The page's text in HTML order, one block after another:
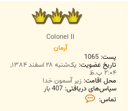
Colonel II
آرمان
پست: 1065
تاریخ عضویت: یک‌شنبه ۲۸ اسفند ۱۳۸۴,
۲:۰۴ ب.ظ
محل اقامت: زیر آسمون خدا
سپاس‌های دریافتی: 407 بار
تماس:
ت